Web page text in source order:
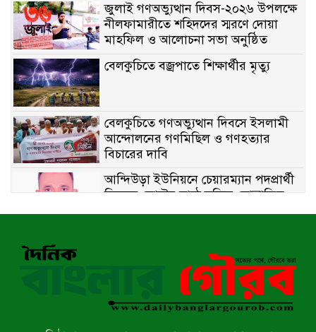
জুলাই গণঅভ্যুত্থান দিবস-২০২৬ উপলক্ষে
নীলফামারীতে শহিদদের স্মরণে দোয়া
মাহফিল ও আলোচনা সভা অনুষ্ঠিত
বেলকুচিতে বজ্রপাতে শিক্ষার্থীর মৃত্যু
বেলকুচিতে গণঅভ্যুত্থান দিবসে ইসলামী
আন্দোলনের গণমিছিল ও গণহত্যার
বিচারের দাবি
আন্দিউড়া ইউনিয়নে চেয়ারম্যান পদপ্রার্থী
হিসেবে ভোটের মাঠে সক্রিয় মোত্তাকিম
চৌধুরী
নওগাঁয় সন্ত্রাসী হামলায় বিএনপি নেতা
গুরুতর জখম